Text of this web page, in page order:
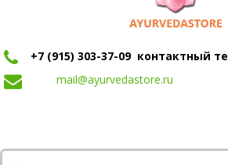
+7 (915) 303-37-09 контактный
mail@ayurvedastore.ru